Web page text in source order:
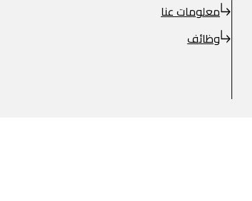
معلومات عنا
وظائف